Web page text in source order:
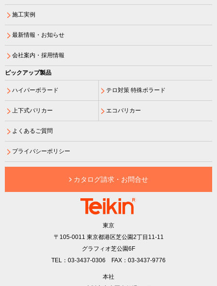
施工実例
最新情報・お知らせ
会社案内・採用情報
ピックアップ製品
ハイパーボラード テロ対策 特殊ボラード
上下式バリカー エコバリカー
よくあるご質問
プライバシーポリシー
カタログ請求・お問合せ
東京
〒105-0011 東京都港区芝公園2丁目11-11
グラフィオ芝公園6F
TEL：03-3437-0306 FAX：03-3437-9776
本社